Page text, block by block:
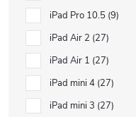
iPad Pro 10.5 9
iPad Air 2 27
iPad Air 1 27
iPad mini 4 27
iPad mini 3 27